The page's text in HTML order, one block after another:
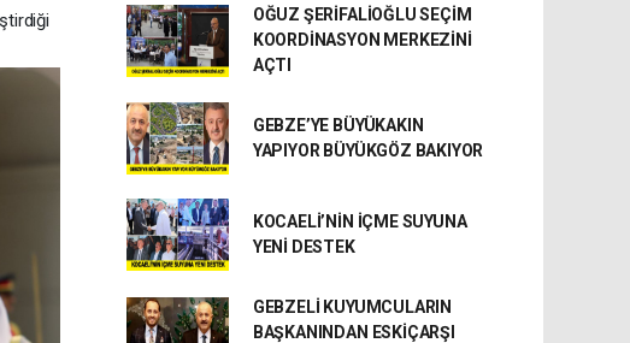
OĞUZ ŞERİFALİOĞLU SEÇİM
KOORDİNASYON MERKEZİNİ
AÇTI
GEBZE’YE BÜYÜKAKIN
YAPIYOR BÜYÜKGÖZ BAKIYOR
KOCAELİ’NİN İÇME SUYUNA
YENİ DESTEK
GEBZELİ KUYUMCULARIN
BAŞKANINDAN ESKİÇARŞI